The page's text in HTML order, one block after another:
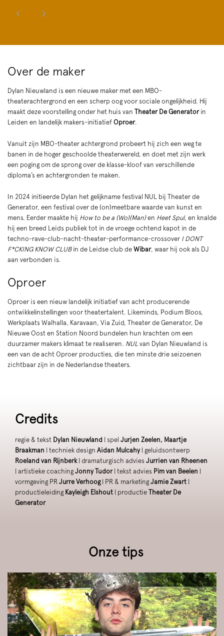
Over de maker
Dylan Nieuwland is een nieuwe maker met een MBO-
theaterachtergrond en een scherp oog voor sociale ongelijkheid. Hij
maakt deze voorstelling onder het huis van Theater De Generatorin
Leiden en landelijk makers-initiatief Oproer.
Vanuit zijn MBO-theater achtergrond probeert hij zich een weg te
banen in de hoger geschoolde theaterwereld, en doet met zijn werk
een poging om de sprong over de klasse-kloof van verschillende
diploma’s en achtergronden te maken.
In 2024 initieerde Dylan het gelijkname festival NUL bij Theater de
Generator, een festival over de (on)meetbare waarde van kunst en
mens. Eerder maakte hij How to be a (Wo)(Man)en Heet Spul, en knalde
hij een breed Leids publiek tot in de vroege ochtend kapot in de
techno-rave-club-nacht-theater-performance-crossover I DONT
F*CKING KNOW CLUBin de Leidse club de Wibar, waar hij ook als DJ
aan verbonden is.
Oproer
Oproer is een nieuw landelijk initiatief van acht producerende
ontwikkelinstellingen voor theatertalent. Likeminds, Podium Bloos,
Werkplaats Walhalla, Karavaan, Via Zuid, Theater de Generator, De
Nieuwe Oost en Station Noord bundelen hun krachten om een
duurzamer makers klimaat te realiseren. NUL van Dylan Nieuwland is
een van de acht Oproer producties, die ten minste drie seizoenen
zichtbaar zijn in de Nederlandse theaters.
Credits
regie & tekst Dylan Nieuwland | spel Jurjen Zeelen, Maartje
Braakman | techniek design Aidan Mulcahy | geluidsontwerp
Roeland van Rijnberk | dramaturgisch advies Jurrien van Rheenen
| artistieke coaching Jonny Tudor | tekst advies Pim van Beelen
vormgeving PR Jurre Verhoog | PR & marketing Jamie Zwart
productieleiding Kayleigh Elshout | productie Theater De
Generator
Onze tips